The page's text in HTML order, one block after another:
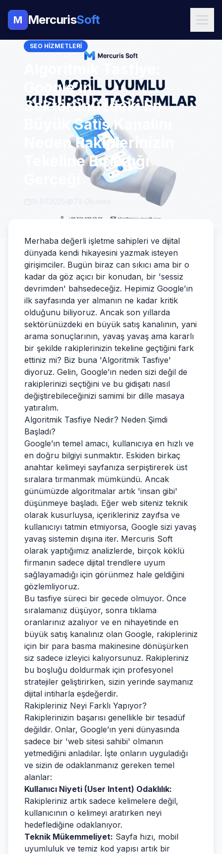
M MercurisSoft
SEO HIZMETLERI
Google’ın
Sektörünüzdeki En
Büyük Satış Kanalını
Neden Rakiplerinizin
Tekeline Bıraktığı
Merhaba değerli işletme sahipleri ve dijital
dünyada kendi hikayesini yazmak isteyen
girişimciler. Bugün biraz can sıkıcı ama bir o
kadar da göz açıcı bir konudan, bir 'sessiz
devrimden' bahsedeceğiz. Hepimiz Google’ın
ilk sayfasında yer almanın ne kadar kritik
olduğunu biliyoruz. Ancak son yıllarda
sektörünüzdeki en büyük satış kanalının, yani
arama sonuçlarının, yavaş yavaş ama kararlı
bir şekilde rakiplerinizin tekeline geçtiğini fark
ettiniz mi? Biz buna 'Algoritmik Tasfiye'
diyoruz. Gelin, Google’ın neden sizi değil de
rakiplerinizi seçtiğini ve bu gidişatı nasıl
değiştirebileceğinizi samimi bir dille masaya
yatıralım.
Algoritmik Tasfiye Nedir? Neden Şimdi
Başladı?
Google’ın temel amacı, kullanıcıya en hızlı ve
en doğru bilgiyi sunmaktır. Eskiden birkaç
anahtar kelimeyi sayfanıza serpiştirerek üst
sıralara tırmanmak mümkündü. Ancak
günümüzde algoritmalar artık 'insan gibi'
düşünmeye başladı. Eğer web siteniz teknik
olarak kusurluysa, içerikleriniz zayıfsa ve
kullanıcıyı tatmin etmiyorsa, Google sizi yavaş
yavaş sistemin dışına iter. Mercuris Soft
olarak yaptığımız analizlerde, birçok köklü
firmanın sadece dijital trendlere uyum
sağlayamadığı için görünmez hale geldiğini
gözlemliyoruz.
Bu tasfiye süreci bir gecede olmuyor. Önce
sıralamanız düşüyor, sonra tıklama
oranlarınız azalıyor ve en nihayetinde en
büyük satış kanalınız olan Google, rakipleriniz
için bir para basma makinesine dönüşürken
siz sadece izleyici kalıyorsunuz. Rakipleriniz
bu boşluğu doldurmak için profesyonel
stratejiler geliştirirken, sizin yerinde saymanız
dijital intiharla eşdeğerdir.
Rakipleriniz Neyi Farklı Yapıyor?
Rakiplerinizin başarısı genellikle bir tesadüf
değildir. Onlar, Google’ın yeni dünyasında
sadece bir 'web sitesi sahibi' olmanın
yetmediğini anladılar. İşte onların uyguladığı
ve sizin de odaklanmanız gereken temel
alanlar:
Kullanıcı Niyeti (User Intent) Odaklılık:
Rakipleriniz artık sadece kelimelere değil,
kullanıcının o kelimeyi aratırken neyi
hedeflediğine odaklanıyor.
Teknik Mükemmeliyet: Sayfa hızı, mobil
uyumluluk ve temiz kod yapısı artık bir